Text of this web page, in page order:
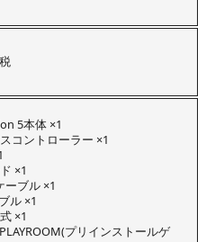
5本体 ×1
コントローラー ×1
×1
ーブル ×1
ル ×1
×1
PLAYROOM(プリインストールゲ